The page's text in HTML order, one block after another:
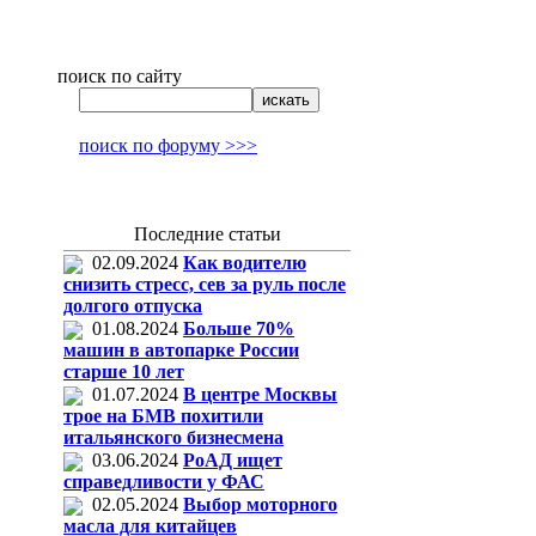
поиск по сайту
поиск по форуму >>>
Последние статьи
02.09.2024 Как водителю
снизить стресс, сев за руль после
долгого отпуска
01.08.2024 Больше 70%
машин в автопарке России
старше 10 лет
01.07.2024 В центре Москвы
трое на БМВ похитили
итальянского бизнесмена
03.06.2024 РоАД ищет
справедливости у ФАС
02.05.2024 Выбор моторного
масла для китайцев